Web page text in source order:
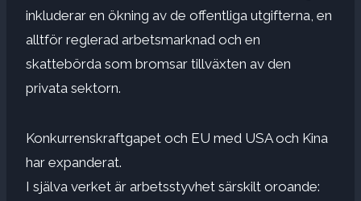
inkluderar en ökning av de offentliga utgifterna, en
alltför reglerad arbetsmarknad och en
skattebörda som bromsar tillväxten av den
privata sektorn.
Konkurrenskraftgapet och EU med USA och Kina
har expanderat.
I själva verket är arbetsstyvhet särskilt oroande: